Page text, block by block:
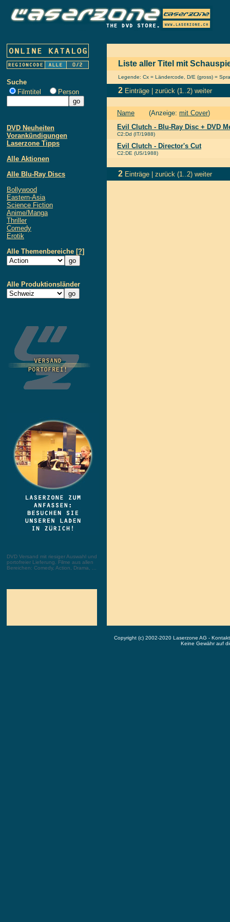
Suche
Filmtitel
Person
DVD Neuheiten
Vorankündigungen
Laserzone Tipps
Alle Aktionen
Alle Blu-Ray Discs
Bollywood
Eastern-Asia
Science Fiction
Anime/Manga
Thriller
Comedy
Erotik
Alle Themenbereiche [?]
Alle Produktionsländer
DVD Versand mit riesiger Auswahl und
portofreier Lieferung. Filme aus allen
Bereichen: Comedy, Action, Drama, ...
Liste aller Titel mit
Legende: Cx = Ländercode, D/E (gross) =
2 Einträge | zurück (1..2) weiter
Name (Anzeige: mit Cover)
Evil Clutch - Blu-Ray Disc + DVD
C2:Dd (IT/1988)
Evil Clutch - Director's Cut
C2:DE (US/1988)
2 Einträge | zurück (1..2) weiter
Copyright (c) 2002-2020 Laserzone AG -
Keine Gewähr auf